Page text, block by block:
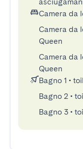
Camera da
Camera da
Queen
Camera da
Queen
Bagno 1 •
Bagno 2 •
Bagno 3 •